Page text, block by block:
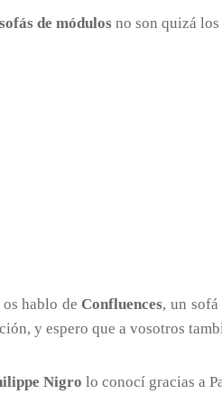
sofás de módulos no son quizá los
hablo deConfluences, un sofá
y espero que a vosotros
Nigro lo conocí gracias a